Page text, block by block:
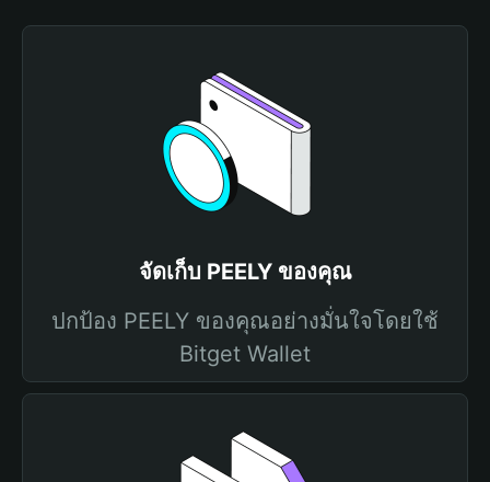
จัดเก็บ PEELY ของคุณ
ปกป้อง PEELY ของคุณอย่างมั่นใจโดยใช้
Bitget Wallet